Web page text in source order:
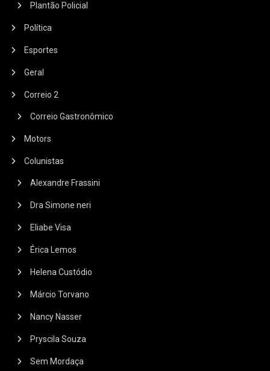
Plantão Policial
Política
Esportes
Geral
Correio 2
Correio Gastronômico
Motors
Colunistas
Alexandre Frassini
Dra Simone neri
Eliabe Visa
Érica Lemos
Helena Custódio
Márcio Torvano
Nancy Nasser
Pryscila Souza
Sem Mordaça